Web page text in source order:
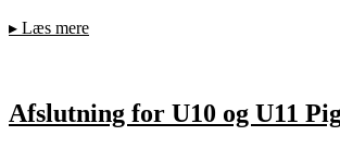
▸ Læs mere
Afslutning for U10 og U11